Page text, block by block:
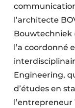
l’architecte
Bouwtechniek
l’a coordonné
Engineering,
d’études en